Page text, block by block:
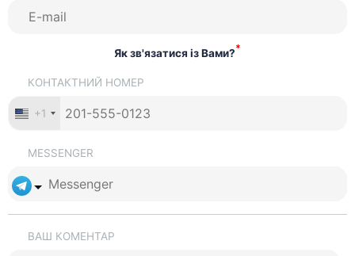
Як зв'язатися із Вами?*
КОНТАКТНИЙ НОМЕР
+1
MESSENGER
ВАШ КОМЕНТАР